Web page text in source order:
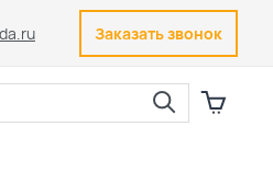
Заказать звонок